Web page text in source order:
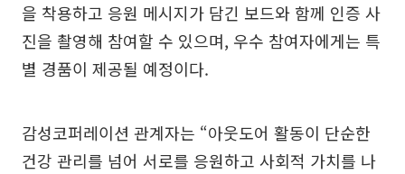
을 착용하고 응원 메시지가 담긴 보드와 함께 인증 사
진을 촬영해 참여할 수 있으며, 우수 참여자에게는 특
별 경품이 제공될 예정이다.
감성코퍼레이션 관계자는 “아웃도어 활동이 단순한
건강 관리를 넘어 서로를 응원하고 사회적 가치를 나